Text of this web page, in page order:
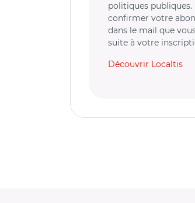
politiques publiques.
confirmer votre
dans le mail que
suite à votre
Découvrir Localtis